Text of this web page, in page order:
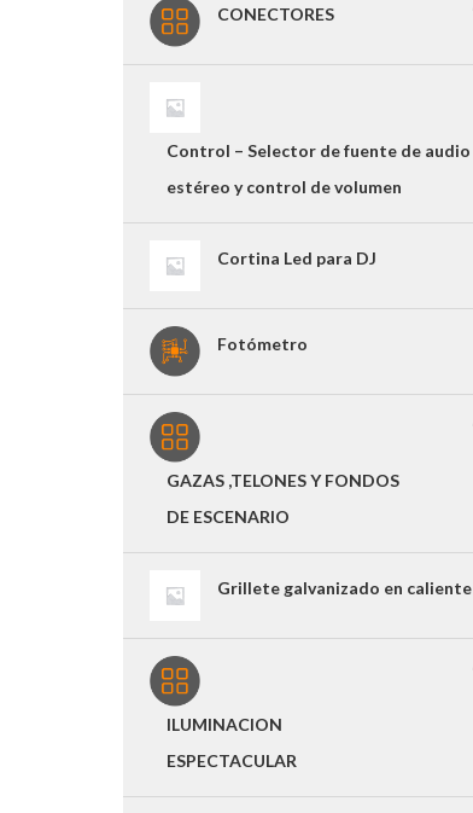
CONECTORES
Control – Selector de fuente de audio
estéreo y control de volumen
Cortina Led para DJ
Fotómetro
GAZAS ,TELONES Y FONDOS
DE ESCENARIO
Grillete galvanizado en caliente
ILUMINACION
ESPECTACULAR